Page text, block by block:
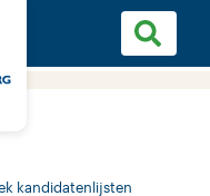
kandidatenlijsten